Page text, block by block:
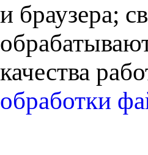
и браузера;
качества
обработки